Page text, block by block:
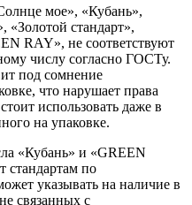
мое», «Кубань»,
«Золотой стандарт»,
RAY», не соответствуют
числу согласно ГОСТу.
под сомнение
что нарушает права
использовать даже в
на упаковке.
«Кубань» и «GREEN
стандартам по
указывать на наличие в
связанных с